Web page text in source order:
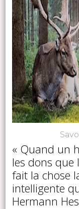
« Quand un
les dons que
fait la chose
intelligente
Hermann